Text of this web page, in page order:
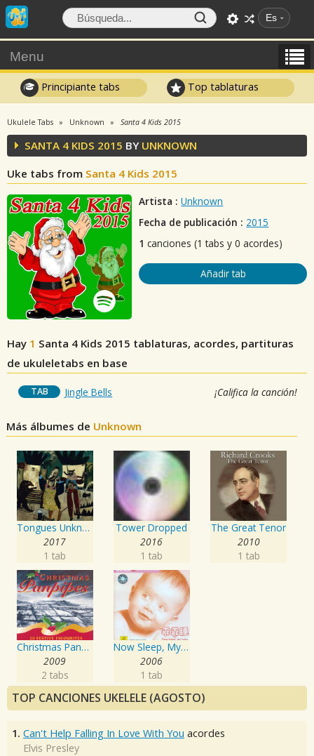
Es
Menu
Principiante tabs Top tablaturas
Ukulele Tabs Unknown Santa 4 Kids 2015
SANTA 4 KIDS 2015 BY UNKNOWN
Uke tabs from Santa 4 Kids 2015
Artista : Unknown
Fecha de publicación : 2015
1 canciones (1 tabs y 0 acordes)
Añadir tab
Hay 1 Santa 4 Kids 2015 tablaturas, acordes, partituras
de ukuleletabs en base
TAB Jingle Bells ¡Califica la canción!
Más álbumes de Unknown
Tongues Unknown
2017
1 tab
Tower Dropped
2016
1 tab
The Great Tenor
2010
1 tab
Christmas Panpipes
2009
2 tabs
Now Sleep, My Baby
2006
1 tab
TOP CANCIONES UKELELE (AGOSTO)
1. Can't Help Falling In Love With You acordes
Elvis Presley